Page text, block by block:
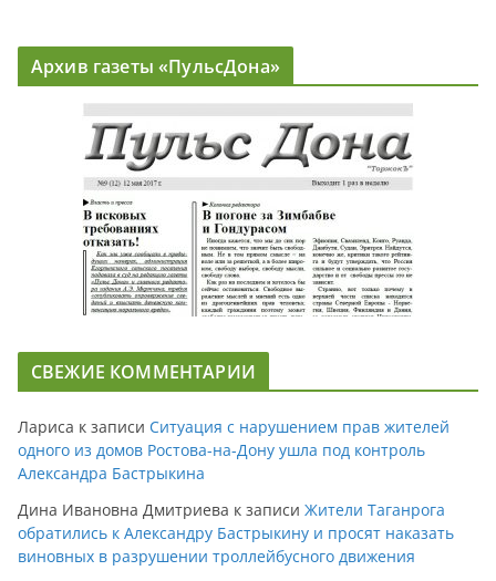
Архив газеты «ПульсДона»
СВЕЖИЕ КОММЕНТАРИИ
Лариса к записи Ситуация с нарушением прав жителей
одного из домов Ростова-на-Дону ушла под контроль
Александра Бастрыкина
Дина Ивановна Дмитриева к записи Жители Таганрога
обратились к Александру Бастрыкину и просят наказать
виновных в разрушении троллейбусного движения